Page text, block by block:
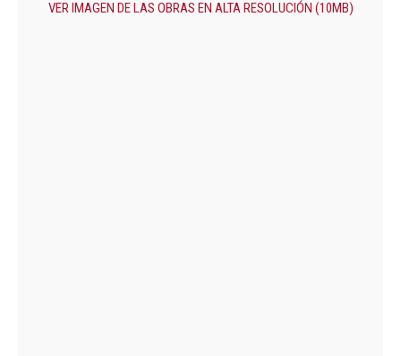
VER IMAGEN DE LAS OBRAS EN ALTA RESOLUCIÓN (10MB)